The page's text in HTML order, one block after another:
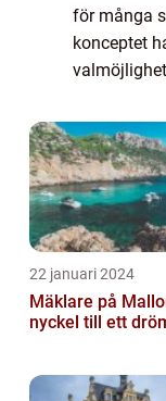
för många
konceptet
över
22 januari 2024
Mäklare på
nyckel till ett